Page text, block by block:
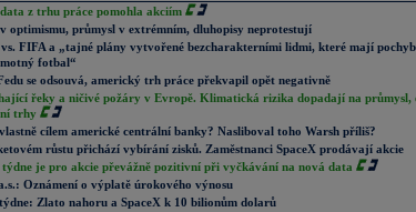
z trhu práce pomohla akciím
optimismu, průmysl v extrémním, dluhopisy neprotestují
vs. FIFA a „tajné plány vytvořené bezcharakterními lidmi, které mají
fotbal“
se odsouvá, americký trh práce překvapil opět negativně
řeky a ničivé požáry v Evropě. Klimatická rizika dopadají na průmysl,
trhy
cílem americké centrální banky? Nasliboval toho Warsh příliš?
růstu přichází vybírání zisků. Zaměstnanci SpaceX prodávají akcie
týdne je pro akcie převážně pozitivní při vyčkávání na nová data
Oznámení o výplatě úrokového výnosu
Zlato nahoru a SpaceX k 10 bilionům dolarů